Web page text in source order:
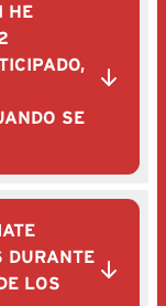
HE
SE
DURANTE
LOS